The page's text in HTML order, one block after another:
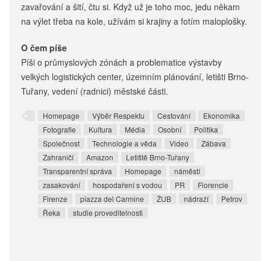
zavařování a šití, čtu si. Když už je toho moc, jedu někam
na výlet třeba na kole, užívám si krajiny a fotím maloplošky.
O čem píše
Píši o průmyslových zónách a problematice výstavby
velkých logistických center, územním plánování, letišti Brno-
Tuřany, vedení (radnici) městské části.
Homepage Výběr Respektu Cestování
Ekonomika
Fotografie
Kultura Média Osobní
Politika
Společnost
Technologie a věda Video
Zábava
Zahraničí
Amazon
Letiště Brno-Tuřany
Transparentní správa
Homepage
náměstí
zasakování
hospodaření s vodou PR
Florencie
Firenze
piazza del Carmine ŽUB nádraží
Petrov
Řeka
studie proveditelnosti